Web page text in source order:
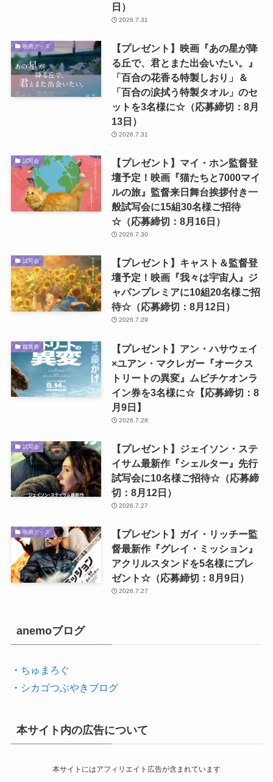
日）
2026.7.31
映画グッズ
【プレゼント】映画『あの星が降
る丘で、君とまた出会いたい。』
「百合の花香る特製しおり」＆
「百合の涙拭う特製タオル」のセ
ットを3名様に☆（応募締切：8月
13日）
2026.7.31
試写会
【プレゼント】マイ・ホン監督登
壇予定！映画『猫たちと7000マイ
ルの旅』監督来日舞台挨拶付き一
般試写会に15組30名様ご招待
☆（応募締切：8月16日）
2026.7.30
試写会
【プレゼント】キャスト＆監督登
壇予定！映画『我々は宇宙人』ジ
ャパンプレミアに10組20名様ご招
待☆（応募締切：8月12日）
2026.7.29
鑑賞券
【プレゼント】アン・ハサウェイ
×ユアン・マクレガー『オークス
トリートの異変』ムビチケオンラ
イン券を3名様に☆【応募締切：8
月9日】
2026.7.28
試写会
【プレゼント】ジェイソン・ステ
イサム最新作『シェルター』先行
試写会に10名様ご招待☆（応募締
切：8月12日）
2026.7.27
映画グッズ
【プレゼント】ガイ・リッチー監
督最新作『グレイ・ミッション』
アクリルスタンドを5名様にプレ
ゼント☆（応募締切：8月9日）
2026.7.27
anemoブログ
・ ちゅまろぐ
・ シカゴつぶやきブログ
本サイト内の広告について
本サイトにはアフィリエイト広告が含まれています